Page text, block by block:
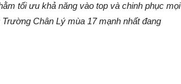
tối ưu khả năng vào top và chinh phục mọi
Chân Lý mùa 17 mạnh nhất đang